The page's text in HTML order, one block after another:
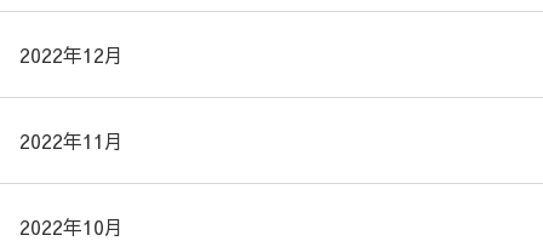
2022年12月
2022年11月
2022年10月